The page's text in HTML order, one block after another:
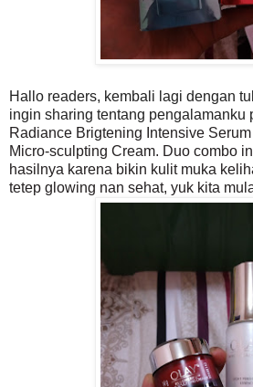
Hallo readers, kembali lagi dengan
ingin sharing tentang pengalamanku
Radiance Brigtening Intensive
Micro-sculpting Cream. Duo combo
hasilnya karena bikin kulit muka
tetep glowing nan sehat, yuk kita